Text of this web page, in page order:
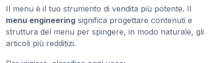
Il menu è il tuo strumento di vendita più potente. Il
menu engineering significa progettare contenuti e
struttura del menu per spingere, in modo naturale, gli
articoli più redditizi.